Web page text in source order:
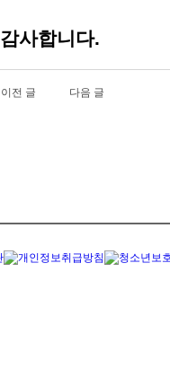
감사합니다.
이전 글 다음 글